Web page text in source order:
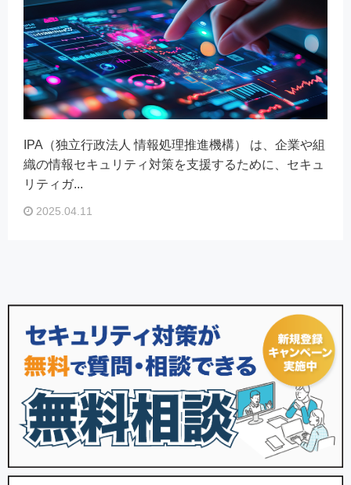
IPA（独立行政法人 情報処理推進機構） は、企業や組
織の情報セキュリティ対策を支援するために、セキュ
リティガ...
2025.04.11